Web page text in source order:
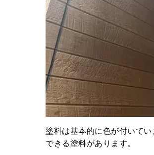
塗料は基本的に色が付いて
できる塗料があります。